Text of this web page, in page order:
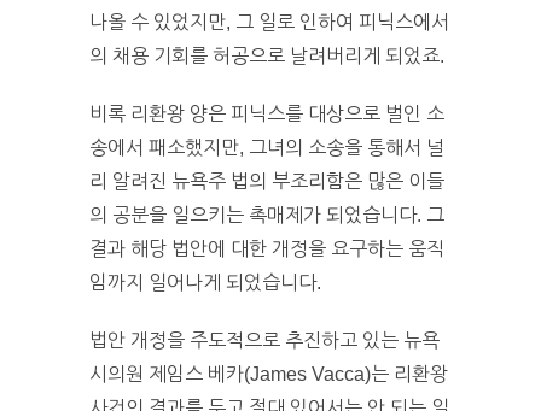
나올 수 있었지만, 그 일로 인하여 피닉스에서
의 채용 기회를 허공으로 날려버리게 되었죠.
비록 리환왕 양은 피닉스를 대상으로 벌인 소
송에서 패소했지만, 그녀의 소송을 통해서 널
리 알려진 뉴욕주 법의 부조리함은 많은 이들
의 공분을 일으키는 촉매제가 되었습니다. 그
결과 해당 법안에 대한 개정을 요구하는 움직
임까지 일어나게 되었습니다.
법안 개정을 주도적으로 추진하고 있는 뉴욕
시의원 제임스 베카(James Vacca)는 리환왕